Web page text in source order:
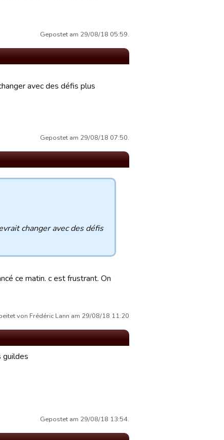
Gepostet am 29/08/18 05:59.
avec des défis plus
Gepostet am 29/08/18 07:50.
changer avec des défis
ce matin. c est frustrant. On
von Frédéric Lann am 29/08/18 11:20
guildes
Gepostet am 29/08/18 13:54.